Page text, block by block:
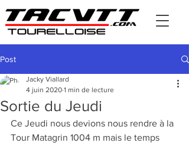
Post
Sortie du Jeudi
Jacky Viallard
4 juin 2020 1 min de lecture
Ce Jeudi nous devions nous rendre à la
Tour Matagrin 1004 m mais le temps